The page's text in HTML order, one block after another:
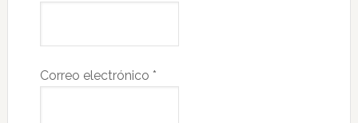
Correo electrónico *